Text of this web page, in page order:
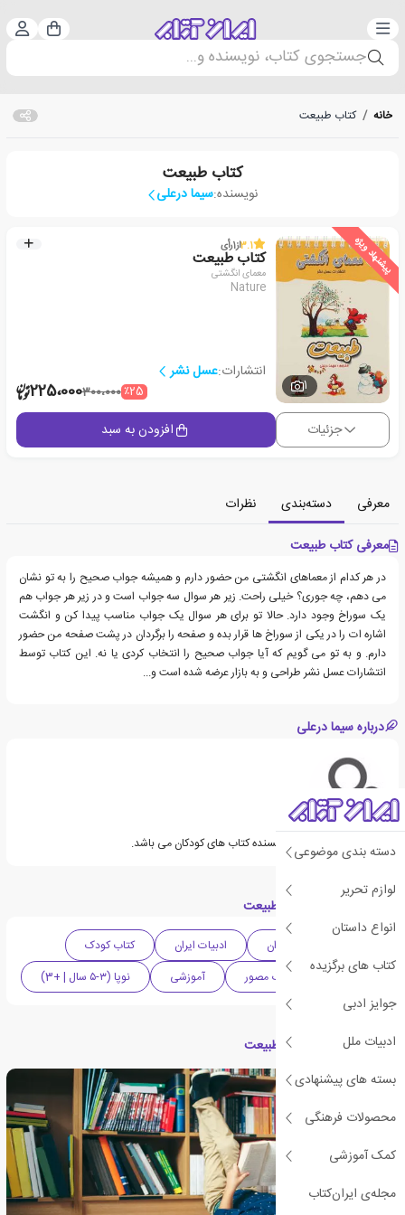
دسته‌بندی سبد
جستجوی کتاب، نویسنده و...
دسته بندی موضوعی
لوازم تحریر
انواع داستان
کتاب های برگزیده
جوایز ادبی
ادبیات ملل
بسته های پیشنهادی
محصولات فرهنگی
کمک آموزشی
مجله‌ی ایران‌کتاب
خانه / کتاب طبیعت
کتاب طبیعت
نویسنده:سیما درعلی
پیشنهاد ویژه
1
3.1از1رأی
کتاب طبیعت
معمای انگشتی
Nature
انتشارات:عسل نشر
٪25300،000225،000
جزئیات افزودن به سبد
معرفی دسته‌بندی
نظرات
معرفی کتاب طبیعت
در هر کدام از معماهای انگشتی من حضور دارم و همیشه جواب صحیح را به تو نشان
می دهم، چه جوری؟ خیلی راحت. زیر هر سوال سه جواب است و در زیر هر جواب هم
یک سوراخ وجود دارد. حالا تو برای هر سوال یک جواب مناسب پیدا کن و انگشت
اشاره ات را در یکی از سوراخ ها قرار بده و صفحه را برگردان در پشت صفحه من حضور
دارم. و به تو می گویم که آیا جواب صحیح را انتخاب کردی یا نه. این کتاب توسط
انتشارات عسل نشر طراحی و به بازار عرضه شده است و...
درباره سیما درعلی
سیما دورعلی مترجم و نویسنده کتاب های کودکان می باشد.
دسته بندی های کتاب طبیعت
ادبیات کودک و نوجوان ادبیات ایران
کتاب کودک
سرگرمی
کتاب مصور آموزشی نوپا (۳-۵ سال | +3)
مقالات مرتبط با کتاب طبیعت